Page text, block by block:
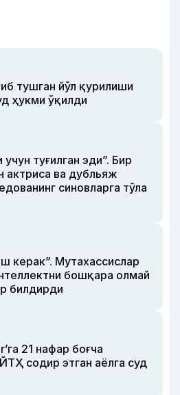
тушган йўл қурилиши
ҳукми ўқилди
туғилган эди”. Бир
актриса ва дубльяж
синовларга тўла
керак”. Мутахассислар
бошқара олмай
билдирди
21 нафар боғча
содир этган аёлга суд